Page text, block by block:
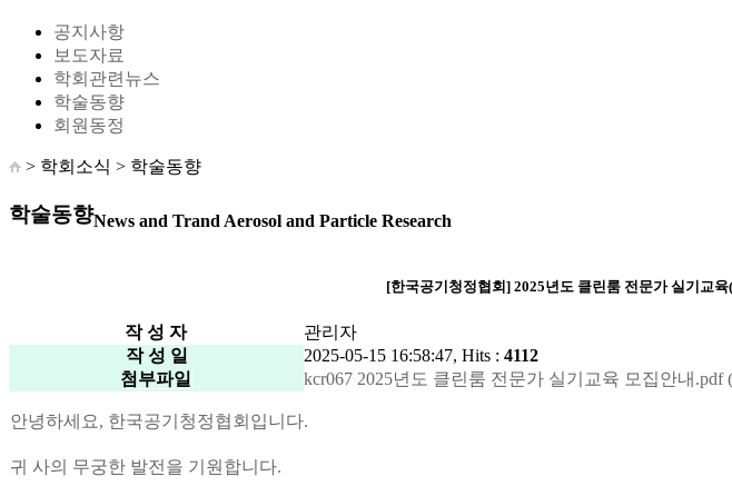
공지사항
보도자료
학회관련뉴스
학술동향
회원동정
> 학회소식 > 학술동향
학술동향News and Trand Aerosol and Particle Research
[한국공기청정협회] 2025년도 클린룸 전문가 실기교
작 성 자
관리자
작 성 일
2025-05-15 16:58:47, Hits : 4112
첨부파일
kcr067 2025년도 클린룸 전문가 실기교육 모집안내.pdf
안녕하세요, 한국공기청정협회입니다.
귀 사의 무궁한 발전을 기원합니다.